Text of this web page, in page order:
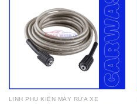
LINH PHỤ KIỆN MÁY RỬA XE